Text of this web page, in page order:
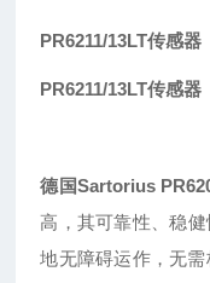
PR6211/13LT传感器
PR6211/13LT传感器
德国Sartorius
高 ， 其可靠性 、稳健
地无障碍运作，无